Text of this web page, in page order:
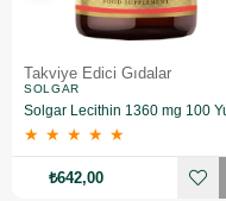
Takviye Edici Gıdalar
SOLGAR
★ ★ ★ ★ ★
₺642,00